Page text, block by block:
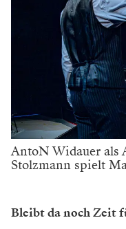
AntoN Widauer als
Stolzmann spielt
Bleibt da noch Zeit